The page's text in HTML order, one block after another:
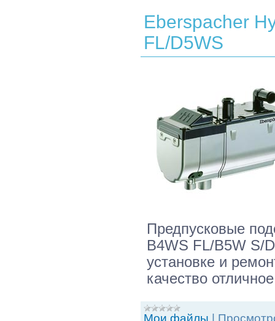
Eberspacher
FL/D5WS
Предпусковые
B4WS FL/B5W S/
установке и
качество
Мои файлы